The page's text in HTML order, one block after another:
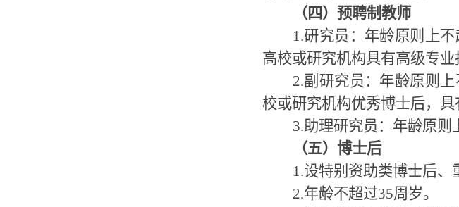
（四）预聘制教师
1.研究员：年龄原则上不
高校或研究机构具有高级专
2.副研究员：年龄原则
校或研究机构优秀博士后，
3.助理研究员：年龄原则
（五）博士后
1.设特别资助类博士后、
2.年龄不超过35周岁。